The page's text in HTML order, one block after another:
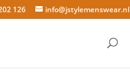
126 info@jstylemenswear.nl